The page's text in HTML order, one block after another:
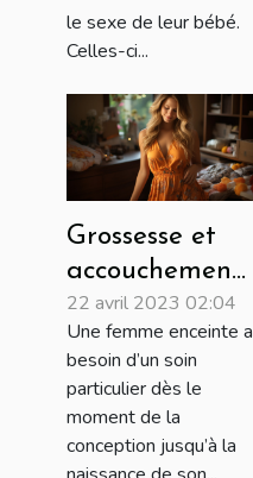
le sexe de leur bébé.
Celles-ci...
Grossesse et
accouchement :
Quels lits et
accessoires
faut-il à une
femme
enceinte et son
22 avril 2023 02:04
Une femme enceinte a
besoin d’un soin
particulier dès le
moment de la
conception jusqu’à la